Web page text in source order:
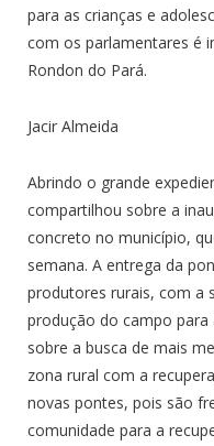
para as crianças e
com os parlamentares é
Rondon do Pará.
Jacir Almeida
Abrindo o grande
compartilhou sobre a
concreto no município,
semana. A entrega da
produtores rurais, com a
produção do campo para
sobre a busca de mais
zona rural com a
novas pontes, pois são
comunidade para a